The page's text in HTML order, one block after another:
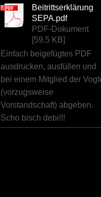
Beitrittserklärung
SEPA.pdf
PDF-Dokument
[59.5 KB]
Einfach beigefügtes PDF
ausdrucken, ausfüllen und
bei einem Mitglied der
(vorzugsweise
Vorstandschaft) abgeben.
Scho bisch debi!!!